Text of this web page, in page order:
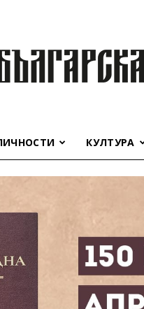
КУЛТУРА